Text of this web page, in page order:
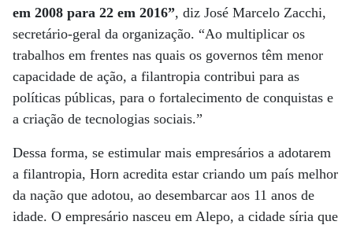
em 2008 para 22 em 2016”, diz José Marcelo Zacchi,
secretário-geral da organização. “Ao multiplicar os
trabalhos em frentes nas quais os governos têm menor
capacidade de ação, a filantropia contribui para as
políticas públicas, para o fortalecimento de conquistas e
a criação de tecnologias sociais.”
Dessa forma, se estimular mais empresários a adotarem
a filantropia, Horn acredita estar criando um país melhor
da nação que adotou, ao desembarcar aos 11 anos de
idade. O empresário nasceu em Alepo, a cidade síria que